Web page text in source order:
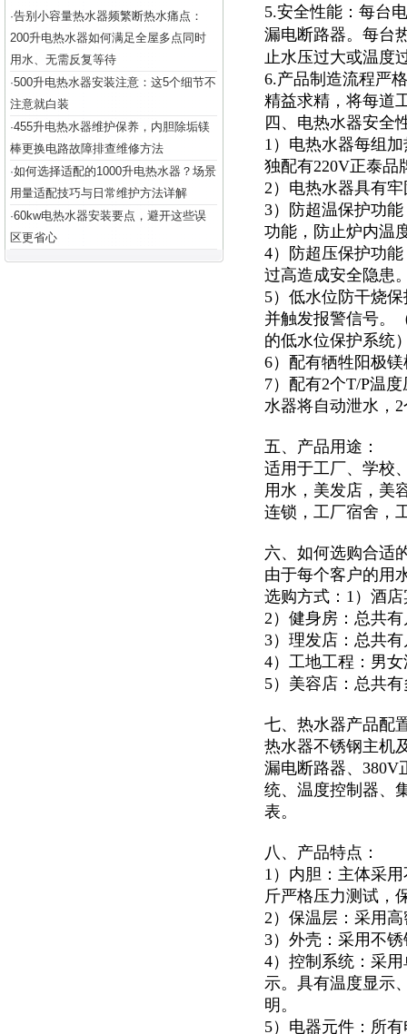
·告别小容量热水器频繁断热水痛点：
200升电热水器如何满足全屋多点同时
用水、无需反复等待
·500升电热水器安装注意：这5个细节不
注意就白装
·455升电热水器维护保养，内胆除垢镁
棒更换电路故障排查维修方法
·如何选择适配的1000升电热水器？场景
用量适配技巧与日常维护方法详解
·60kw电热水器安装要点，避开这些误
区更省心
5.安全性能：每台
漏电断路器。每台
止水压过大或温度
6.产品制造流程严
精益求精，将每道
四、电热水器安全
1）电热水器每组
独配有220V正泰品
2）电热水器具有
3）防超温保护功
功能，防止炉内温
4）防超压保护功
过高造成安全隐患
5）低水位防干烧
并触发报警信号。
的低水位保护系统
6）配有牺牲阳极
7）配有2个T/P温
水器将自动泄水，
五、产品用途：
适用于工厂、学校
用水，美发店，美
连锁，工厂宿舍，
六、如何选购合适
由于每个客户的用
选购方式：1）酒
2）健身房：总共
3）理发店：总共
4）工地工程：男
5）美容店：总共
七、热水器产品配
热水器不锈钢主机
漏电断路器、380V
统、温度控制器、
表。
八、产品特点：
1）内胆：主体采
斤严格压力测试，
2）保温层：采用
3）外壳：采用不
4）控制系统：采
示。具有温度显示
明。
5）电器元件：所